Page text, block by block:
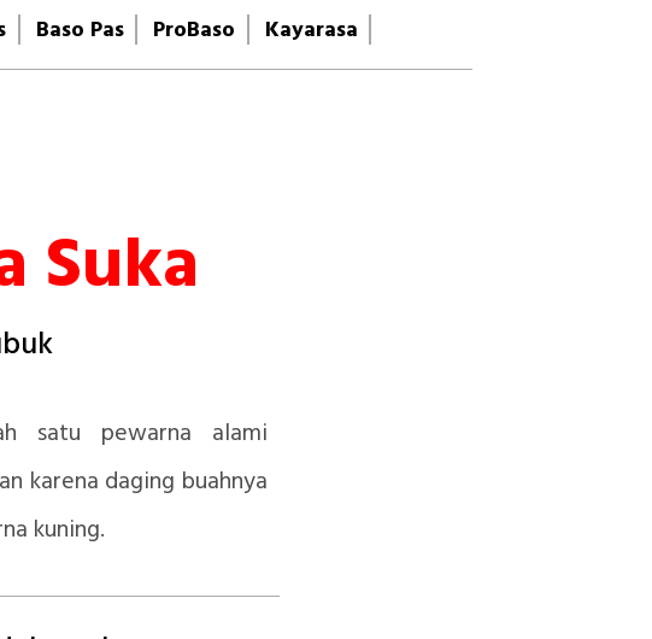
Baso Pas ProBaso Kayarasa
Suka
satu pewarna alami
karena daging buahnya
kuning.